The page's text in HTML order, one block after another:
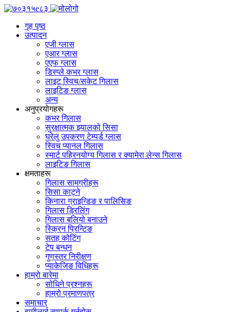
गृह पृष्ठ
उत्पादन
एजी ग्लास
एआर ग्लास
एएफ ग्लास
डिस्प्ले कभर ग्लास
लाइट स्विच/सकेट गिलास
लाइटिङ ग्लास
अन्य
अनुप्रयोगहरू
कभर गिलास
सुरक्षात्मक झ्यालको सिसा
घरेलु उपकरण टेम्पर्ड ग्लास
स्विच प्यानल गिलास
स्मार्ट पहिरनयोग्य गिलास र क्यामेरा लेन्स गिलास
लाइटिङ गिलास
क्षमताहरू
गिलास सामग्रीहरू
सिसा काट्ने
किनारा ग्राइन्डिङ र पालिसिङ
गिलास ड्रिलिंग
गिलास बलियो बनाउने
स्क्रिन प्रिन्टिङ
सतह कोटिंग
टेप बन्धन
गुणस्तर निरीक्षण
प्याकेजिङ विधिहरू
हाम्रो बारेमा
सोधिने प्रश्नहरू
हाम्रो प्रमाणपत्र
समाचार